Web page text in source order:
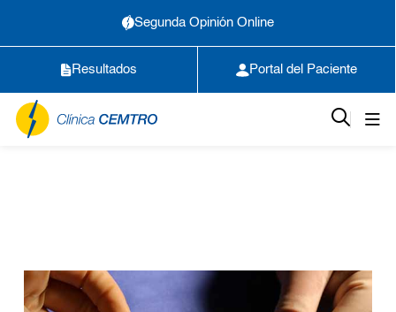
Segunda Opinión Online
Resultados Portal del Paciente